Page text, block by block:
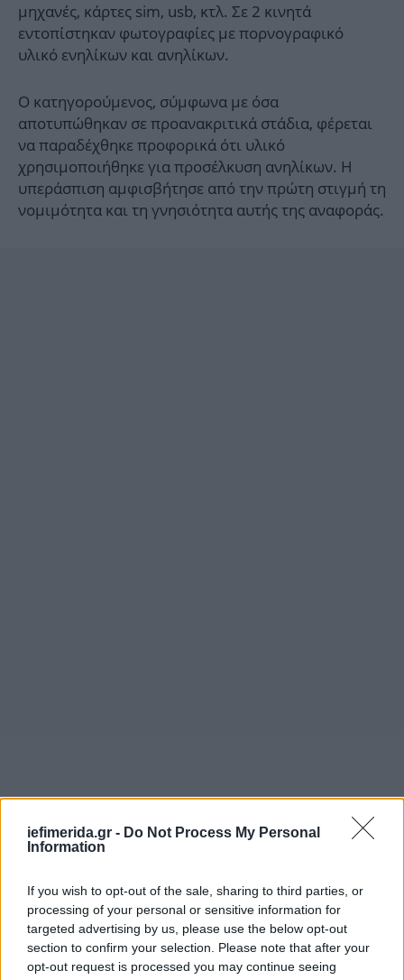
iefimerida.gr - Do Not Process My Personal
Information
If you wish to opt-out of the sale, sharing to third parties, or
processing of your personal or sensitive information for
targeted advertising by us, please use the below opt-out
section to confirm your selection. Please note that after your
opt-out request is processed you may continue seeing
μηχανές, κάρτες sim, usb, κτλ. Σε 2 κινητά
εντοπίστηκαν φωτογραφίες με πορνογραφικό
υλικό ενηλίκων και ανηλίκων.
Ο κατηγορούμενος, σύμφωνα με όσα
αποτυπώθηκαν σε προανακριτικά στάδια, φέρεται
να παραδέχθηκε προφορικά ότι υλικό
χρησιμοποιήθηκε για προσέλκυση ανηλίκων. Η
υπεράσπιση αμφισβήτησε από την πρώτη στιγμή τη
νομιμότητα και τη γνησιότητα αυτής της αναφοράς.
Η πράξη που φέρεται να τελέστηκε το Πάσχα του 2019
Στον φάκελο της υπόθεσης περιλαμβάνεται